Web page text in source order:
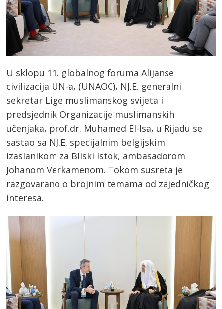
U sklopu 11. globalnog foruma Alijanse
civilizacija UN-a, (UNAOC), NJ.E. generalni
sekretar Lige muslimanskog svijeta i
predsjednik Organizacije muslimanskih
učenjaka, prof.dr. Muhamed El-Isa, u Rijadu se
sastao sa NJ.E. specijalnim belgijskim
izaslanikom za Bliski Istok, ambasadorom
Johanom Verkamenom. Tokom susreta je
razgovarano o brojnim temama od zajedničkog
interesa.